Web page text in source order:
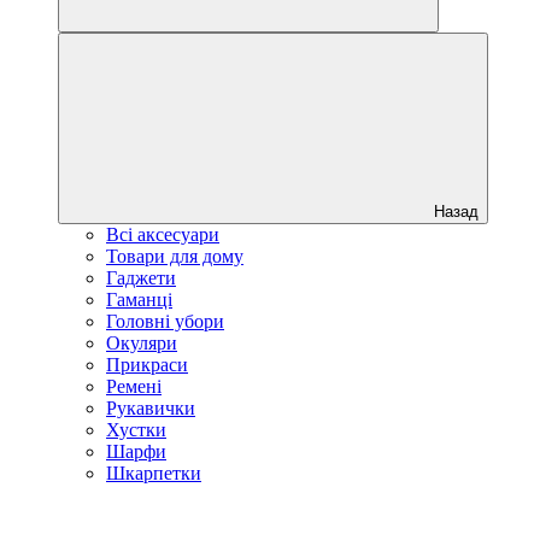
Назад
Всі аксесуари
Товари для дому
Гаджети
Гаманці
Головні убори
Окуляри
Прикраси
Ремені
Рукавички
Хустки
Шарфи
Шкарпетки